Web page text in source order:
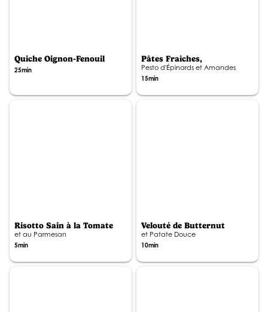
Quiche Oignon-Fenouil
25min
Pâtes Fraîches,
Pesto d'Épinards et Amandes
15min
Risotto Sain à la Tomate
et au Parmesan
5min
Velouté de Butternut
et Patate Douce
10min